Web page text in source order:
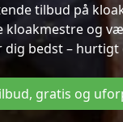
tilbud på
kloakmestre og
dig bedst – hurtigt
gratis og